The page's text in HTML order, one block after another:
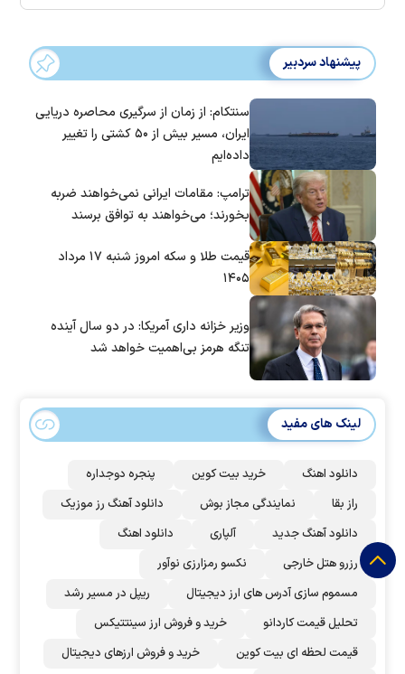
پیشنهاد سردبیر
سنتکام: از زمان از سرگیری محاصره دریایی
ایران، مسیر بیش از ۵۰ کشتی را تغییر
داده‌ایم
ترامپ: مقامات ایرانی نمی‌خواهند ضربه
بخورند؛ می‌خواهند به توافق برسند
قیمت طلا و سکه امروز شنبه ۱۷ مرداد
۱۴۰۵
وزیر خزانه داری آمریکا: در دو سال آینده
تنگه هرمز بی‌اهمیت خواهد شد
لینک های مفید
دانلود اهنگ خرید بیت کوین
پنجره دوجداره
راز بقا
نمایندگی مجاز بوش
دانلود آهنگ رز‌ موزیک
دانلود آهنگ جدید
آلپاری
دانلود اهنگ
رزرو هتل خارجی
نکسو رمزارزی نوآور
مسموم سازی آدرس های ارز دیجیتال
ریپل در مسیر رشد
تحلیل قیمت کاردانو
خرید و فروش ارز سینتتیکس
قیمت لحظه ای بیت کوین
خرید و فروش ارزهای دیجیتال